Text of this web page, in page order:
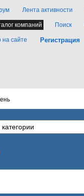
Лента активности
компаний Поиск
на сайте Регистрация